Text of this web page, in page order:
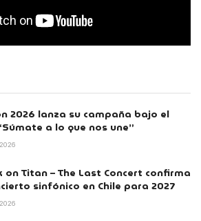
2026 lanza su campaña bajo el
a lo que nos une”
Titan – The Last Concert confirma
sinfónico en Chile para 2027